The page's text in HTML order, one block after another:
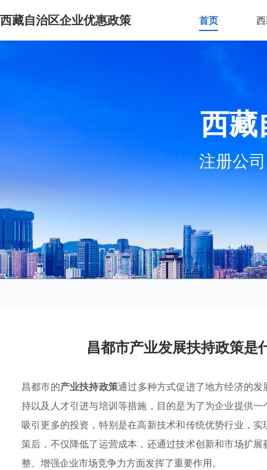
西藏自治区企业优惠政策 首页
西藏
注册公
昌都市产业发展扶持政策是
昌都市的产业扶持政策通过多种方式促进了地方经济的
持以及人才引进与培训等措施，目的是为了为企业提供
吸引更多的投资，特别是在高新技术和传统优势行业，
策后，不仅降低了运营成本，还通过技术创新和市场扩
整、增强企业市场竞争力方面发挥了重要作用。